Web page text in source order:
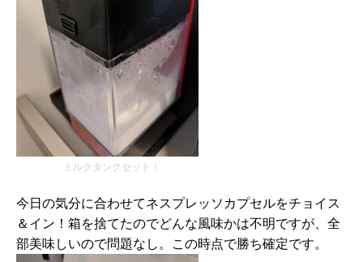
ミルクタンクセット！
今日の気分に合わせてネスプレッソカプセルをチョイス
＆イン！箱を捨てたのでどんな風味かは不明ですが、全
部美味しいので問題なし。この時点で勝ち確定です。